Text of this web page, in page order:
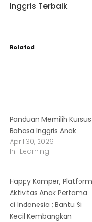
Inggris Terbaik.
Related
Panduan Memilih Kursus
Bahasa Inggris Anak
April 30, 2026
In "Learning"
Happy Kamper, Platform
Aktivitas Anak Pertama
di Indonesia ; Bantu Si
Kecil Kembangkan